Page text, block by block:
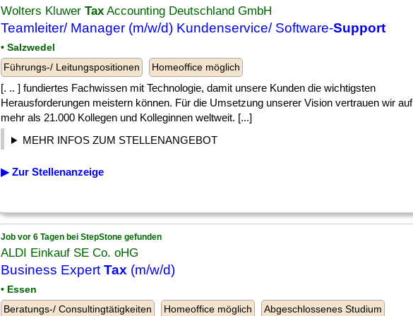
Wolters Kluwer Tax Accounting Deutschland GmbH
Teamleiter/ Manager (m/w/d) Kundenservice/ Software-Support
• Salzwedel
Führungs-/ Leitungspositionen
Homeoffice möglich
[. .. ] fundiertes Fachwissen mit Technologie, damit unsere Kunden die wichtigsten
Herausforderungen meistern können. Für die Umsetzung unserer Vision vertrauen wir auf
mehr als 21.000 Kollegen und Kolleginnen weltweit. [...]
MEHR INFOS ZUM STELLENANGEBOT
▶ Zur Stellenanzeige
Job vor 6 Tagen bei StepStone gefunden
ALDI Einkauf SE Co. oHG
Business Expert Tax (m/w/d)
• Essen
Beratungs-/ Consultingtätigkeiten
Homeoffice möglich Abgeschlossenes Studium